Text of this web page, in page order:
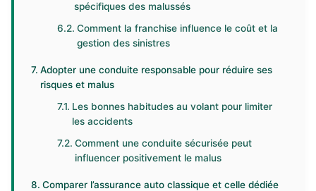
spécifiques des malussés
Comment la franchise influence le coût et la
gestion des sinistres
Adopter une conduite responsable pour réduire ses
risques et malus
Les bonnes habitudes au volant pour limiter
les accidents
Comment une conduite sécurisée peut
influencer positivement le malus
Comparer l’assurance auto classique et celle dédiée